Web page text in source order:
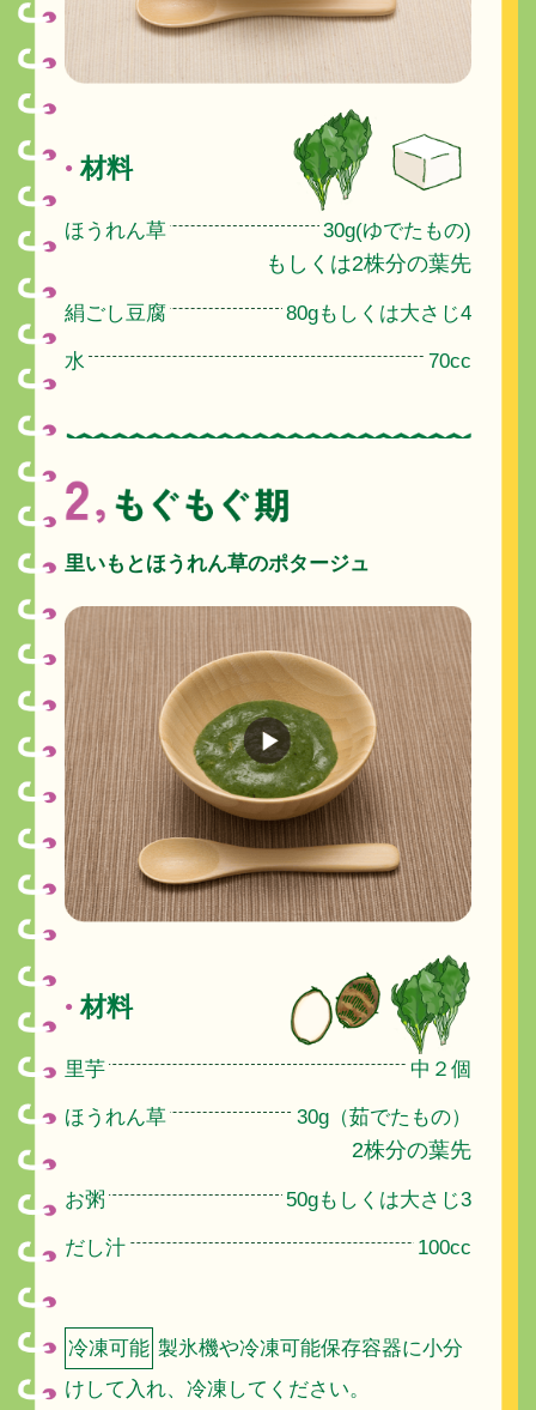
● 材料
ほうれん草 30g(ゆでたもの)
もしくは2株分の葉先
絹ごし豆腐 80gもしくは大さじ4
水 70cc
里いもとほうれん草のポタージュ
● 材料
里芋 中２個
ほうれん草 30g（茹でたもの）
2株分の葉先
お粥 50gもしくは大さじ3
だし汁 100cc
冷凍可能 製氷機や冷凍可能保存容器に小分
けして入れ、冷凍してください。